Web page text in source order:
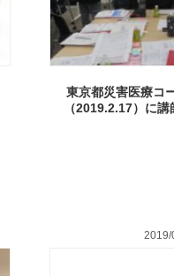
東京都災害医療コ
（2019.2.17）に
2019/